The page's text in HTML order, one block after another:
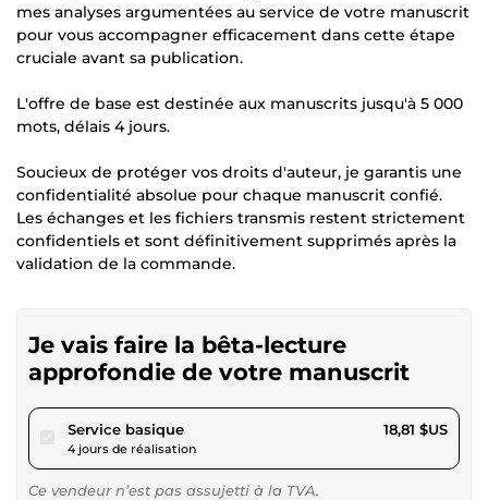
mes analyses argumentées au service de votre manuscrit
pour vous accompagner efficacement dans cette étape
cruciale avant sa publication.
L'offre de base est destinée aux manuscrits jusqu'à 5 000
mots, délais 4 jours.
Soucieux de protéger vos droits d'auteur, je garantis une
confidentialité absolue pour chaque manuscrit confié.
Les échanges et les fichiers transmis restent strictement
confidentiels et sont définitivement supprimés après la
validation de la commande.
Je vais faire la bêta-lecture
approfondie de votre manuscrit
Service basiquepour 17,34 $US
4 jours de réalisation
18,81 $US
Ce vendeur n’est pas assujetti à la TVA.